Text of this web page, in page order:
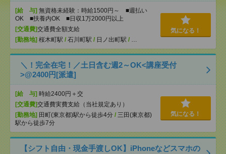
[給 与] 無資格未経験：時給1500円～ ■週払い
OK ■扶養内OK ■日収1万2000円以上
[交通費]交通費全額支給
[勤務地] 桜木町駅 / 石川町駅 / 日ノ出町駅 / …
気になる！
＼！完全在宅！／土日含む週2～OK<講座受付
>@2400円[派遣]
[給 与] 時給2400円＋交
[交通費]交通費実費支給（当社規定あり）
[勤務地] 田町(東京都)駅から徒歩4分 / 三田(東京都)
駅から徒歩7分
気になる！
【シフト自由・現金手渡しOK】iPhoneなどスマホの